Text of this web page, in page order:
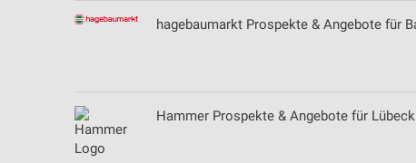
hagebaumarkt Prospekte & Angebote für
Hammer Prospekte & Angebote für Lübeck